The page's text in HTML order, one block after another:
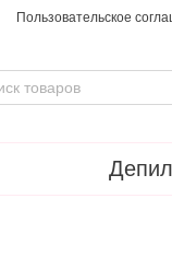
Пользовательское